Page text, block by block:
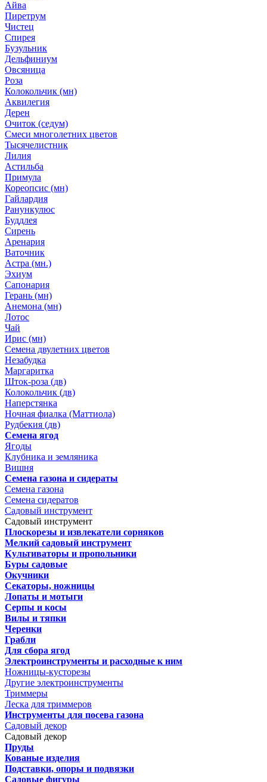
Айва
Пиретрум
Чистец
Спирея
Бузульник
Дельфиниум
Овсяница
Роза
Колокольчик (мн)
Аквилегия
Дерен
Очиток (седум)
Смеси многолетних цветов
Тысячелистник
Лилия
Астильба
Примула
Кореопсис (мн)
Гайлардия
Ранункулюс
Буддлея
Сирень
Аренария
Ваточник
Астра (мн.)
Эхиум
Сапонария
Герань (мн)
Анемона (мн)
Лотос
Чай
Ирис (мн)
Семена двулетних цветов
Незабудка
Маргаритка
Шток-роза (дв)
Колокольчик (дв)
Наперстянка
Ночная фиалка (Маттиола)
Рудбекия (дв)
Семена ягод
Ягоды
Клубника и земляника
Вишня
Семена газона и сидераты
Семена газона
Семена сидератов
Садовый инструмент
Садовый инструмент
Плоскорезы и извлекатели сорняков
Мелкий садовый инструмент
Культиваторы и пропольники
Буры садовые
Окучники
Секаторы, ножницы
Лопаты и мотыги
Серпы и косы
Вилы и тяпки
Черенки
Грабли
Для сбора ягод
Электроинструменты и расходные к ним
Ножницы-кусторезы
Другие электроинструменты
Триммеры
Леска для триммеров
Инструменты для посева газона
Садовый декор
Садовый декор
Пруды
Кованые изделия
Подставки, опоры и подвязки
Садовые фигуры